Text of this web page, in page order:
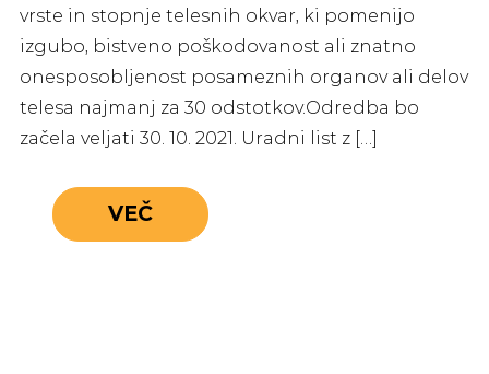
vrste in stopnje telesnih okvar, ki pomenijo
izgubo, bistveno poškodovanost ali znatno
onesposobljenost posameznih organov ali delov
telesa najmanj za 30 odstotkov.Odredba bo
začela veljati 30. 10. 2021. Uradni list z […]
VEČ